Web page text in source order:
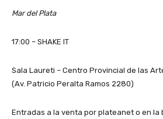
Mar del Plata
17:00 – SHAKE IT
Sala Laureti – Centro Provincial de las
(Av. Patricio Peralta Ramos 2280)
Entradas a la venta por plateanet o en